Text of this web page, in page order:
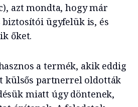
azt mondta, hogy már
ügyfelük is, és
őket.
a termék, akik eddig
külsős partnerrel oldották
miatt úgy döntenek,